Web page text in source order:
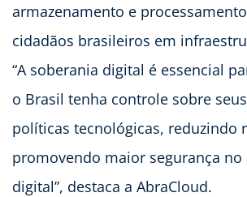
armazenamento e
cidadãos brasileiros em
“A soberania digital é essencial
o Brasil tenha controle sobre
políticas tecnológicas, reduzindo
promovendo maior segurança
digital”, destaca a AbraCloud.